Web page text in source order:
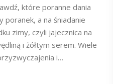
które poranne dania
a na śniadanie
zimy, czyli jajecznica na
i żółtym serem. Wiele
i…